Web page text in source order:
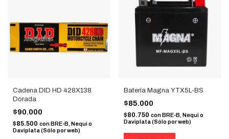
Cadena DID HD 428X138
Dorada
$90.000
$85.500 conBRE-B, Nequi o
Daviplata (Sólo por web)
Batería Magna YTX5L-BS
$85.000
$80.750 con BRE-B, Nequi o
Daviplata (Sólo por web)